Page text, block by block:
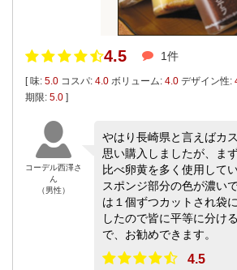
4.5 1件
[ 味: 5.0 コスパ: 4.0 ボリューム: 4.0 デザイン性:
期限: 5.0 ]
コーデル西澤さ
ん
（男性）
やはり長崎県と言えばカ
思い購入しましたが、ま
比べ卵黄を多く使用して
スポンジ部分の色が濃い
は１個ずつカットされ袋
したので皆に平等に分け
で、お勧めできます。
4.5